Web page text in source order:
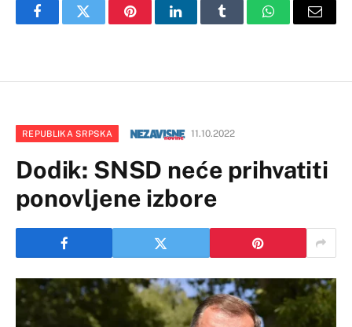
FacebookTwitter PinterestLinkedInTumblr WhatsAppEmail
REPUBLIKA SRPSKA 11.10.2022
Dodik: SNSD neće prihvatiti
ponovljene izbore